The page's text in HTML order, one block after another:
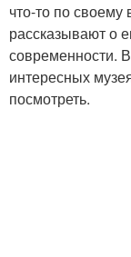
что-то по своему
рассказывают о
современности.
интересных
посмотреть.